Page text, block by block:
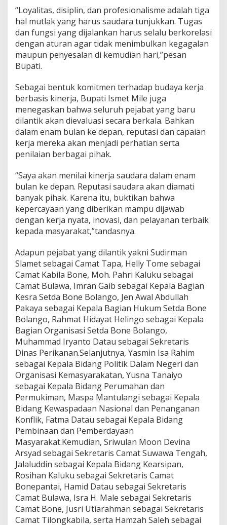
“Loyalitas, disiplin, dan profesionalisme adalah tiga
hal mutlak yang harus saudara tunjukkan. Tugas
dan fungsi yang dijalankan harus selalu berkorelasi
dengan aturan agar tidak menimbulkan kegagalan
maupun penyesalan di kemudian hari,”pesan
Bupati.
Sebagai bentuk komitmen terhadap budaya kerja
berbasis kinerja, Bupati Ismet Mile juga
menegaskan bahwa seluruh pejabat yang baru
dilantik akan dievaluasi secara berkala. Bahkan
dalam enam bulan ke depan, reputasi dan capaian
kerja mereka akan menjadi perhatian serta
penilaian berbagai pihak.
“Saya akan menilai kinerja saudara dalam enam
bulan ke depan. Reputasi saudara akan diamati
banyak pihak. Karena itu, buktikan bahwa
kepercayaan yang diberikan mampu dijawab
dengan kerja nyata, inovasi, dan pelayanan terbaik
kepada masyarakat,”tandasnya.
Adapun pejabat yang dilantik yakni Sudirman
Slamet sebagai Camat Tapa, Helly Tome sebagai
Camat Kabila Bone, Moh. Pahri Kaluku sebagai
Camat Bulawa, Imran Gaib sebagai Kepala Bagian
Kesra Setda Bone Bolango, Jen Awal Abdullah
Pakaya sebagai Kepala Bagian Hukum Setda Bone
Bolango, Rahmat Hidayat Helingo sebagai Kepala
Bagian Organisasi Setda Bone Bolango,
Muhammad Iryanto Datau sebagai Sekretaris
Dinas Perikanan.Selanjutnya, Yasmin Isa Rahim
sebagai Kepala Bidang Politik Dalam Negeri dan
Organisasi Kemasyarakatan, Yusna Tanaiyo
sebagai Kepala Bidang Perumahan dan
Permukiman, Maspa Mantulangi sebagai Kepala
Bidang Kewaspadaan Nasional dan Penanganan
Konflik, Fatma Datau sebagai Kepala Bidang
Pembinaan dan Pemberdayaan
Masyarakat.Kemudian, Sriwulan Moon Devina
Arsyad sebagai Sekretaris Camat Suwawa Tengah,
Jalaluddin sebagai Kepala Bidang Kearsipan,
Rosihan Kaluku sebagai Sekretaris Camat
Bonepantai, Hamid Datau sebagai Sekretaris
Camat Bulawa, Isra H. Male sebagai Sekretaris
Camat Bone, Jusri Utiarahman sebagai Sekretaris
Camat Tilongkabila, serta Hamzah Saleh sebagai